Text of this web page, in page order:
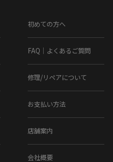
初めての方へ
FAQ｜よくあるご質問
修理/リペアについて
お支払い方法
店舗案内
会社概要